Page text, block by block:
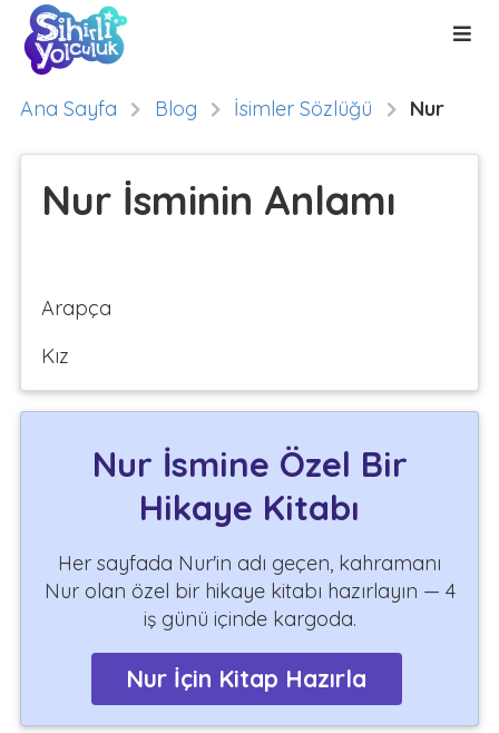
Ana Sayfa Blog İsimler Sözlüğü Nur
Nur İsminin Anlamı
Arapça
Kız
Nur İsmine Özel Bir
Hikaye Kitabı
Her sayfada Nur'in adı geçen, kahramanı
Nur olan özel bir hikaye kitabı hazırlayın — 4
iş günü içinde kargoda.
Nur İçin Kitap Hazırla